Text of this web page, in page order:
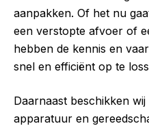
aanpakken. Of het nu
een verstopte afvoer of
hebben de kennis en
snel en efficiënt op te
Daarnaast beschikken
apparatuur en